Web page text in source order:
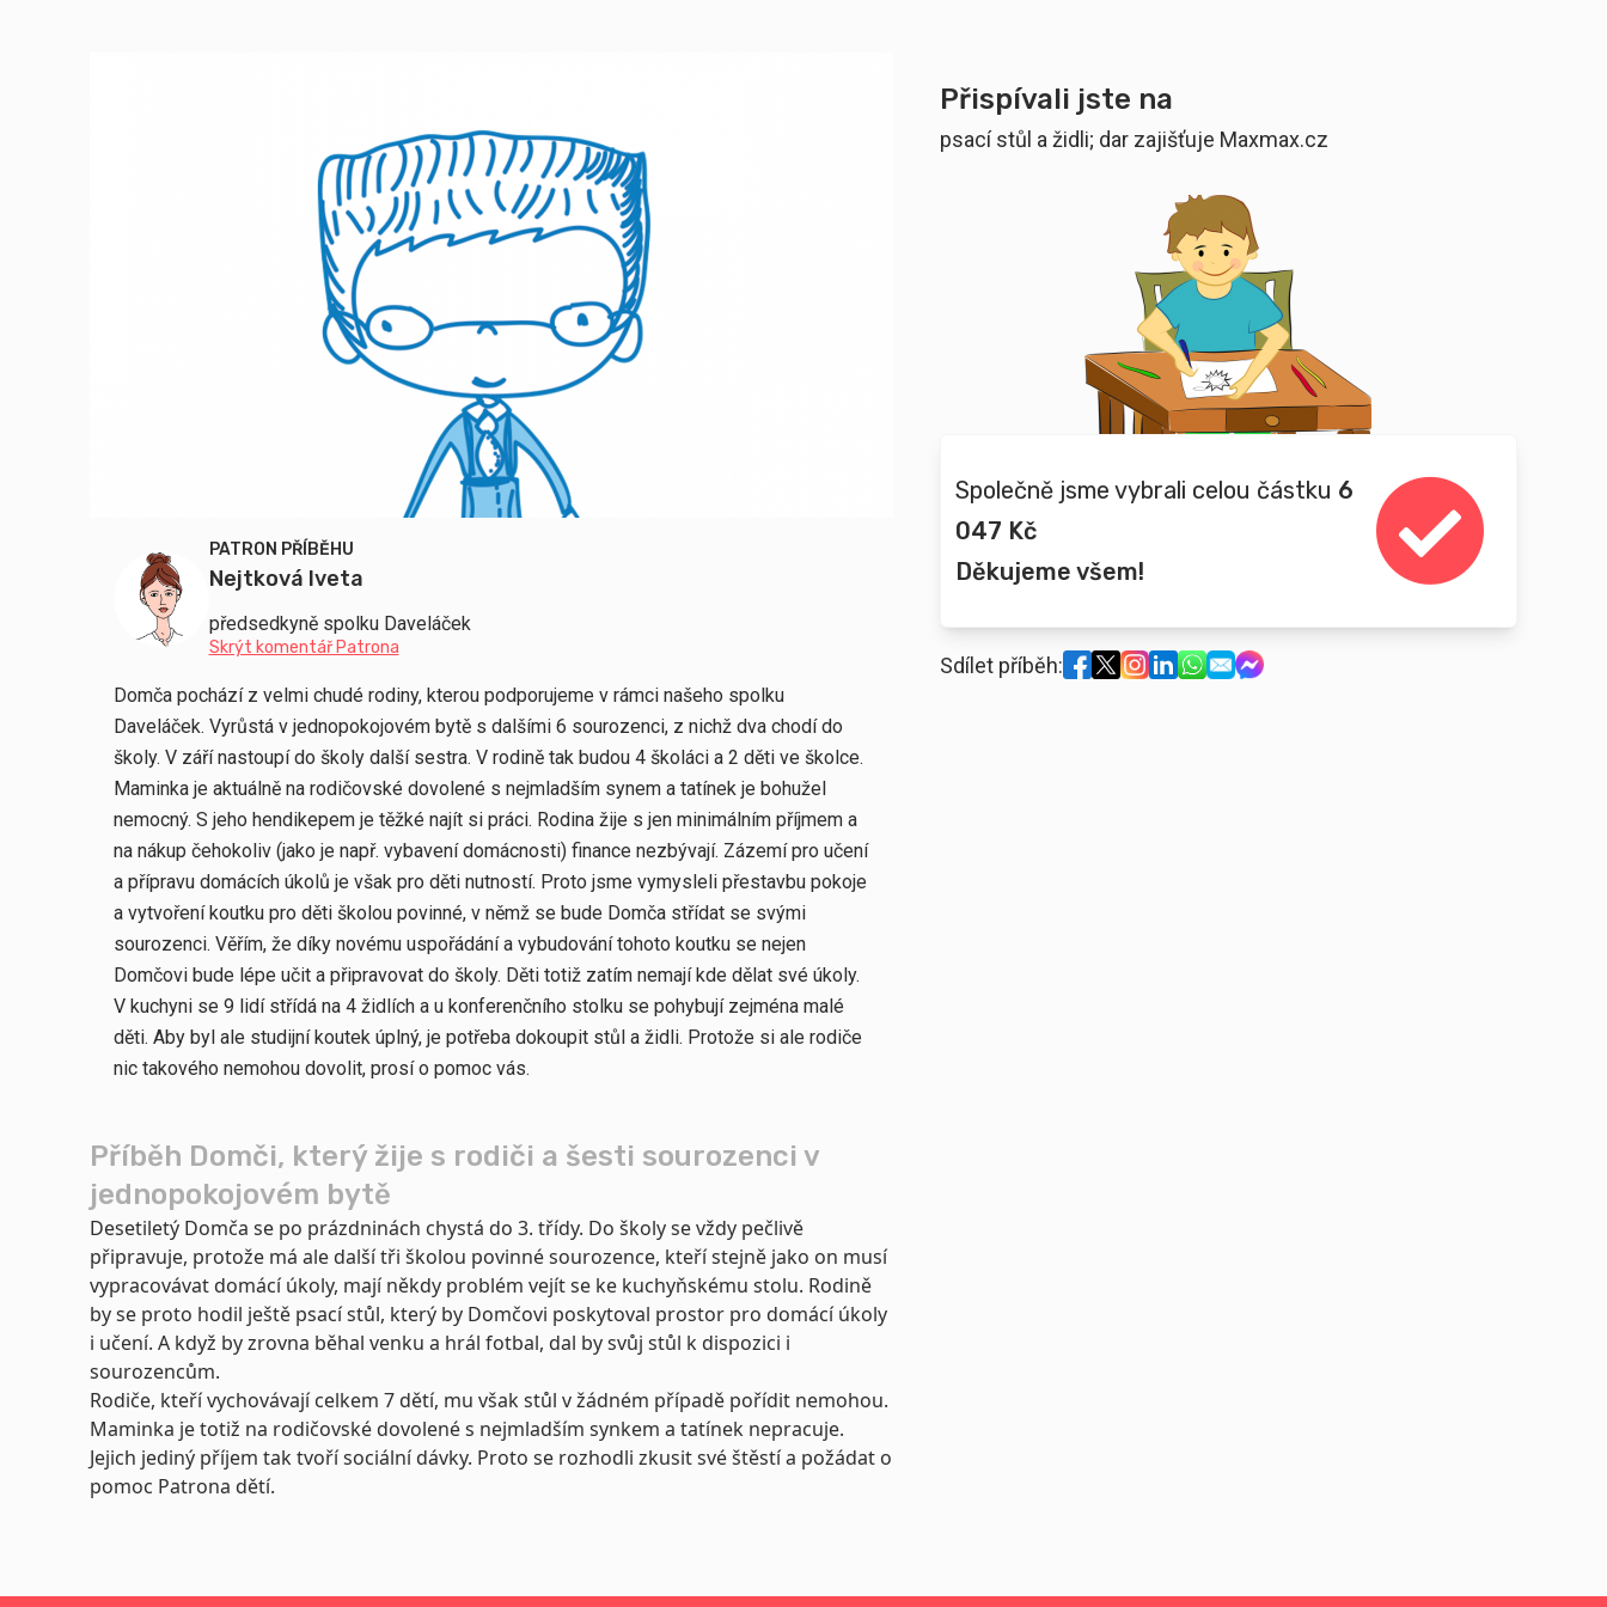
PATRON PŘÍBĚHU
Nejtková Iveta
předsedkyně spolku Daveláček
Skrýt komentář Patrona
Domča pochází z velmi chudé rodiny, kterou podporujeme v rámci našeho spolku
Daveláček. Vyrůstá v jednopokojovém bytě s dalšími 6 sourozenci, z nichž dva chodí do
školy. V září nastoupí do školy další sestra. V rodině tak budou 4 školáci a 2 děti ve školce.
Maminka je aktuálně na rodičovské dovolené s nejmladším synem a tatínek je bohužel
nemocný. S jeho hendikepem je těžké najít si práci. Rodina žije s jen minimálním příjmem a
na nákup čehokoliv (jako je např. vybavení domácnosti) finance nezbývají. Zázemí pro učení
a přípravu domácích úkolů je však pro děti nutností. Proto jsme vymysleli přestavbu pokoje
a vytvoření koutku pro děti školou povinné, v němž se bude Domča střídat se svými
sourozenci. Věřím, že díky novému uspořádání a vybudování tohoto koutku se nejen
Domčovi bude lépe učit a připravovat do školy. Děti totiž zatím nemají kde dělat své úkoly.
V kuchyni se 9 lidí střídá na 4 židlích a u konferenčního stolku se pohybují zejména malé
děti. Aby byl ale studijní koutek úplný, je potřeba dokoupit stůl a židli. Protože si ale rodiče
nic takového nemohou dovolit, prosí o pomoc vás.
Přispívali jste na
psací stůl a židli; dar zajišťuje Maxmax.cz
Společně jsme vybrali celou částku 6
047 Kč
Děkujeme všem!
Sdílet příběh:
Příběh Domči, který žije s rodiči a šesti sourozenci v
jednopokojovém bytě
Desetiletý Domča se po prázdninách chystá do 3. třídy. Do školy se vždy pečlivě
připravuje, protože má ale další tři školou povinné sourozence, kteří stejně jako on musí
vypracovávat domácí úkoly, mají někdy problém vejít se ke kuchyňskému stolu. Rodině
by se proto hodil ještě psací stůl, který by Domčovi poskytoval prostor pro domácí úkoly
i učení. A když by zrovna běhal venku a hrál fotbal, dal by svůj stůl k dispozici i
sourozencům.
Rodiče, kteří vychovávají celkem 7 dětí, mu však stůl v žádném případě pořídit nemohou.
Maminka je totiž na rodičovské dovolené s nejmladším synkem a tatínek nepracuje.
Jejich jediný příjem tak tvoří sociální dávky. Proto se rozhodli zkusit své štěstí a požádat o
pomoc Patrona dětí.